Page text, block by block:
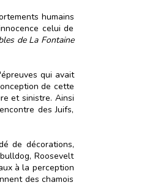
humains
celui de
de La Fontaine
qui avait
de cette
et sinistre. Ainsi
des Juifs,
de décorations,
Roosevelt
à la perception
des chamois